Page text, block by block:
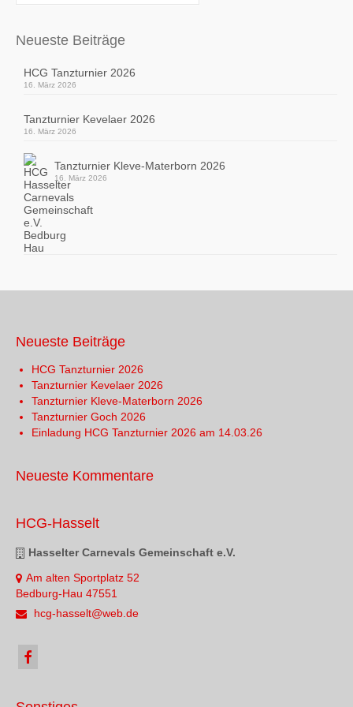
Neueste Beiträge
HCG Tanzturnier 2026
16. März 2026
Tanzturnier Kevelaer 2026
16. März 2026
Tanzturnier Kleve-Materborn 2026
16. März 2026
Neueste Beiträge
HCG Tanzturnier 2026
Tanzturnier Kevelaer 2026
Tanzturnier Kleve-Materborn 2026
Tanzturnier Goch 2026
Einladung HCG Tanzturnier 2026 am 14.03.26
Neueste Kommentare
HCG-Hasselt
Hasselter Carnevals Gemeinschaft e.V.
Am alten Sportplatz 52
Bedburg-Hau 47551
hcg-hasselt@web.de